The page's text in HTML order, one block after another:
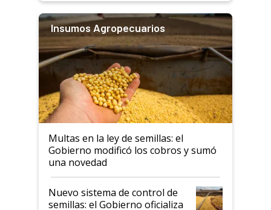
Insumos Agropecuarios
Multas en la ley de semillas: el
Gobierno modificó los cobros y sumó
una novedad
Nuevo sistema de control de
semillas: el Gobierno oficializa